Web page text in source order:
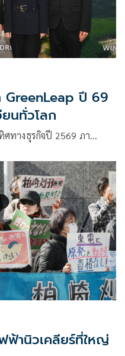
GreenLeap ปี 69
นทั่วโลก
ศทางธุรกิจปี 2569 ภา…
ฟ้านิวเคลียร์ที่ใหญ่